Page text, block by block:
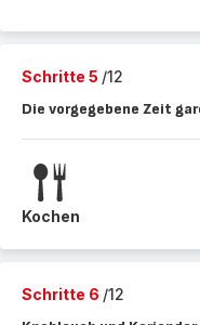
Schritte 5 /12
Die vorgegebene Zeit
Kochen
Schritte 6 /12